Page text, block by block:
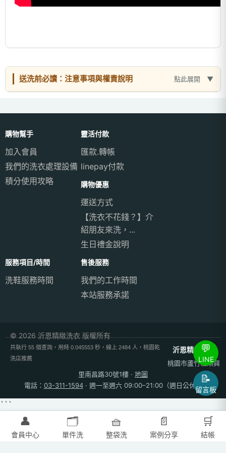
送洗前必讀：注意事項與權責說明 點此展開
購物幫手
加入會員
我們的洗衣處理設備
積分使用攻略
靈活付款
匯款.轉帳
linepay付款
購物優惠
運送方式
【洗衣不花錢？】介
紹朋友來洗，...
生日禮金說明
服務項目/時間
洗鞋服務時間
售後服務
我們的工作時間
本站服務承諾
© 2026 沂恩精緻洗衣 版權所有
共執行 55 個查詢，用時 0.045553 秒，線上 2484 人，桃園乾
洗店推薦
沂恩精緻洗衣
桃園市蘆竹區順興
里南昌路30號1樓 · 地圖
電話： 03-311-1594· 週一至週六 09:00–21:00（週日公休）
👤
會員中心
🗂️
單件洗
🧺
整袋洗
📄
案例分享
🛒
結帳
💬
LINE
📝
留言板
```